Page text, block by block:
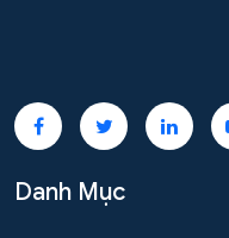
Danh Mục